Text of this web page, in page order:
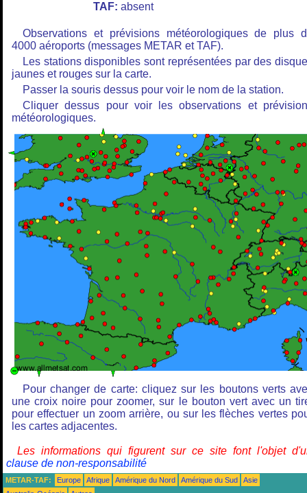
TAF: absent
Observations et prévisions météorologiques de plus
4000 aéroports (messages METAR et TAF).
Les stations disponibles sont représentées par des
jaunes et rouges sur la carte.
Passer la souris dessus pour voir le nom de la station.
Cliquer dessus pour voir les observations et
météorologiques.
Pour changer de carte: cliquez sur les boutons verts
une croix noire pour zoomer, sur le bouton vert avec un
pour effectuer un zoom arrière, ou sur les flèches vertes
les cartes adjacentes.
Les informations qui figurent sur ce site font l'objet
clause de non-responsabilité
METAR-TAF: Europe Afrique Amérique du Nord Amérique du Sud
Asie